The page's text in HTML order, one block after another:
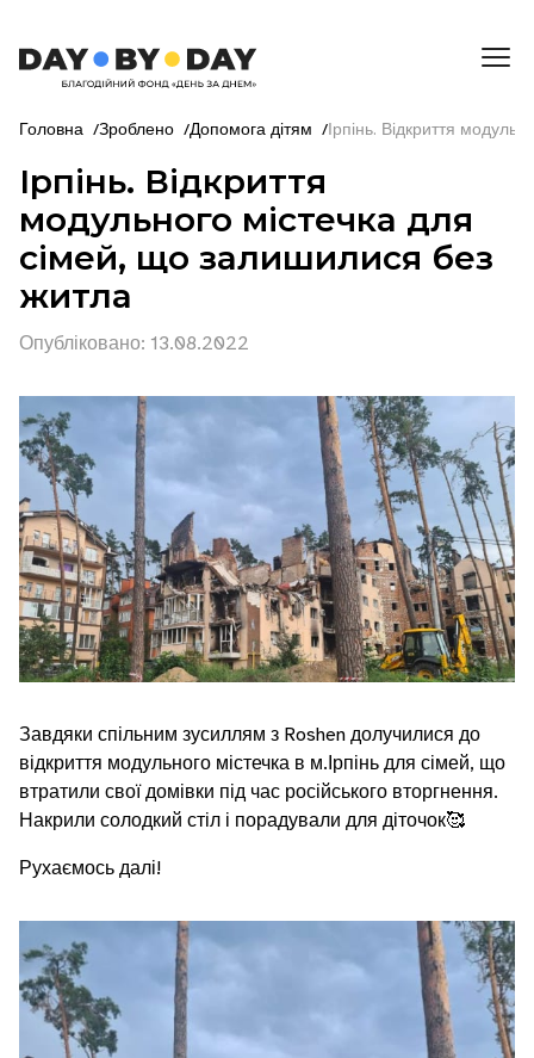
Головна /Зроблено /Допомога дітям /Ірпінь. Відкриття
Ірпінь. Відкриття
модульного містечка для
сімей, що залишилися без
житла
Опубліковано: 13.08.2022
Завдяки спільним зусиллям з Roshen долучилися до
відкриття модульного містечка в м.Ірпінь для сімей, що
втратили свої домівки під час російського вторгнення.
Накрили солодкий стіл і порадували для діточок🥰
Рухаємось далі!